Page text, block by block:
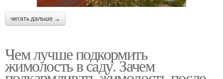
читать дальше →
Чем лучше подкормить
жимолость в саду. Зачем